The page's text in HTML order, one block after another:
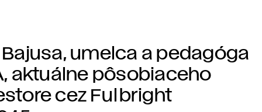
umelca a pedagóga
aktuálne pôsobiaceho
cez Fulbright